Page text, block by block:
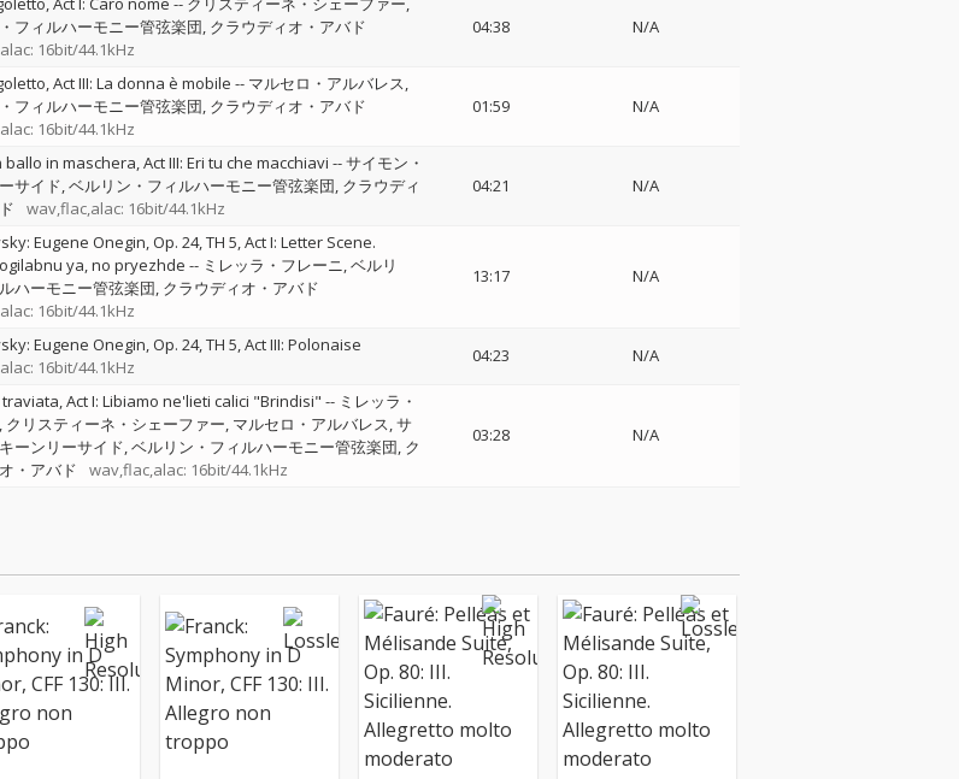
フィルハーモニー管弦楽団 クラウディオ・アバド
16bit/44.1kHz
04:38 N/A
Act III: La donna è mobile -- マルセロ・アルバレス
フィルハーモニー管弦楽団 クラウディオ・アバド
16bit/44.1kHz
01:59 N/A
ballo in maschera, Act III: Eri tu che macchiavi --サイモン・
サイド ベルリン・フィルハーモニー管弦楽団 クラウディ
wav,flac,alac: 16bit/44.1kHz
04:21 N/A
Eugene Onegin, Op. 24, TH 5, Act I: Letter Scene.
ya, no pryezhde -- ミレッラ・フレーニ ベルリ
ハーモニー管弦楽団 クラウディオ・アバド
16bit/44.1kHz
13:17 N/A
Eugene Onegin, Op. 24, TH 5, Act III: Polonaise
16bit/44.1kHz
04:23 N/A
Act I: Libiamo ne'lieti calici "Brindisi" -- ミレッラ・
クリスティーネ・シェーファー マルセロ・アルバレス サ
ーンリーサイド ベルリン・フィルハーモニー管弦楽団 ク
・アバド
wav,flac,alac: 16bit/44.1kHz
03:28 N/A